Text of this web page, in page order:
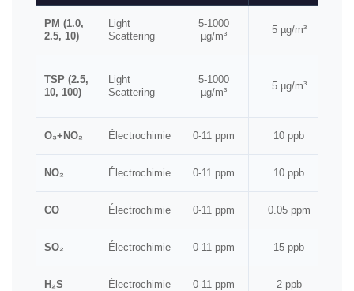
PM (1.0,
2.5, 10)
Light
Scattering
5-1000
µg/m³
5 µg/m³
TSP (2.5,
10, 100)
Light
Scattering
5-1000
µg/m³
5 µg/m³
O₃+NO₂ Électrochimie 0-11 ppm 10 ppb
NO₂ Électrochimie 0-11 ppm 10 ppb
CO Électrochimie 0-11 ppm 0.05 ppm
SO₂ Électrochimie 0-11 ppm 15 ppb
H₂S Électrochimie 0-11 ppm 2 ppb